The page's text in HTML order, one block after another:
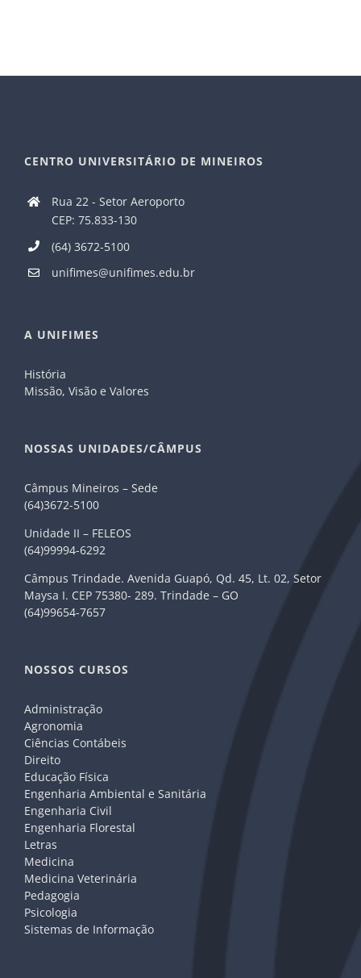
CENTRO UNIVERSITÁRIO DE MINEIROS
Rua 22 - Setor Aeroporto
CEP: 75.833-130
(64) 3672-5100
unifimes@unifimes.edu.br
A UNIFIMES
História
Missão, Visão e Valores
NOSSAS UNIDADES/CÂMPUS
Câmpus Mineiros – Sede
(64)3672-5100
Unidade II – FELEOS
(64)99994-6292
Câmpus Trindade. Avenida Guapó, Qd. 45, Lt. 02, Setor
Maysa I. CEP 75380- 289. Trindade – GO
(64)99654-7657
NOSSOS CURSOS
Administração
Agronomia
Ciências Contábeis
Direito
Educação Física
Engenharia Ambiental e Sanitária
Engenharia Civil
Engenharia Florestal
Letras
Medicina
Medicina Veterinária
Pedagogia
Psicologia
Sistemas de Informação